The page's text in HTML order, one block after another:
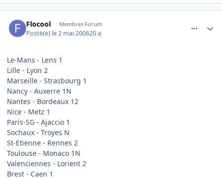
Flocool Membres Forum
Posté(e) le 2 mai 200620 a
Le-Mans - Lens 1
Lille - Lyon 2
Marseille - Strasbourg 1
Nancy - Auxerre 1N
Nantes - Bordeaux 12
Nice - Metz 1
Paris-SG - Ajaccio 1
Sochaux - Troyes N
St-Etienne - Rennes 2
Toulouse - Monaco 1N
Valenciennes - Lorient 2
Brest - Caen 1